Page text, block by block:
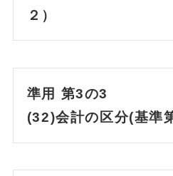
２）
準用 第3の3
(32)会計の区分(基準